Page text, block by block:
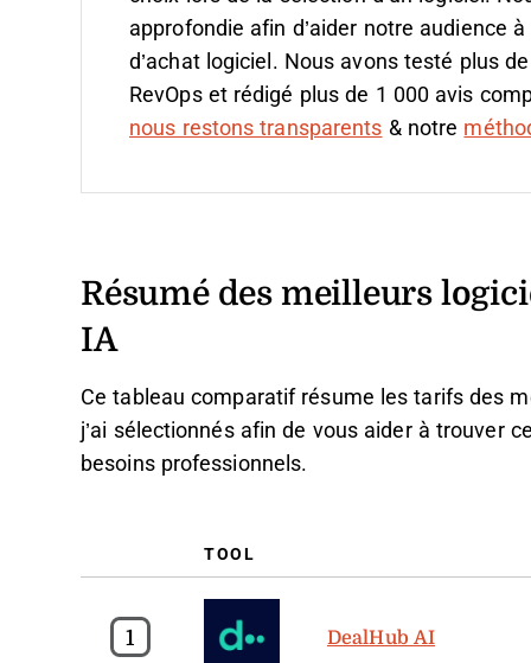
approfondie afin d’aider notre audience
d’achat logiciel. Nous avons testé plus
RevOps et rédigé plus de 1 000 avis
nous restons transparents & notre
Résumé des meilleurs
IA
Ce tableau comparatif résume les tarifs des
j’ai sélectionnés afin de vous aider à trouver
besoins professionnels.
TOOL
1 DealHub AI